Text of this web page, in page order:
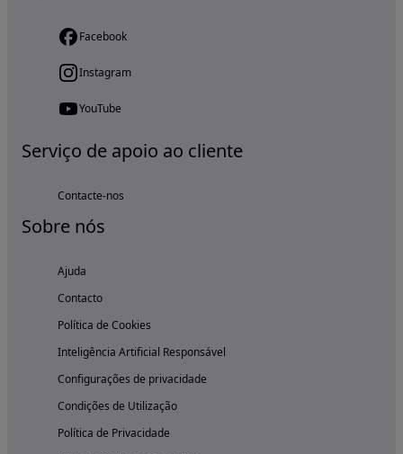
Facebook
Instagram
YouTube
Serviço de apoio ao cliente
Contacte-nos
Sobre nós
Ajuda
Contacto
Política de Cookies
Inteligência Artificial Responsável
Configurações de privacidade
Condições de Utilização
Política de Privacidade